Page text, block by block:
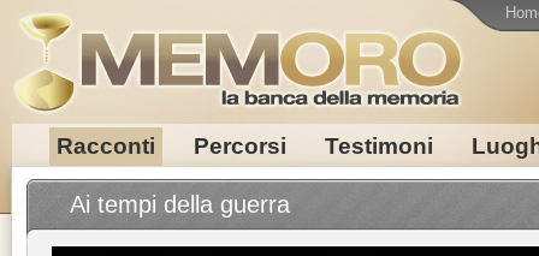
Racconti Percorsi Testimoni
Ai tempi della guerra